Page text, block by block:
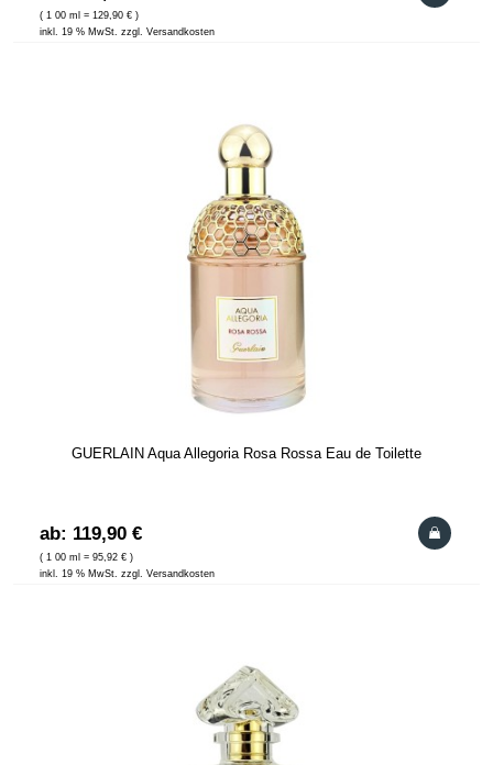
( 1 00 ml = 129,90 € )
inkl. 19 % MwSt. zzgl. Versandkosten
GUERLAIN Aqua Allegoria Rosa Rossa Eau de Toilette
ab: 119,90 €
( 1 00 ml = 95,92 € )
inkl. 19 % MwSt. zzgl. Versandkosten